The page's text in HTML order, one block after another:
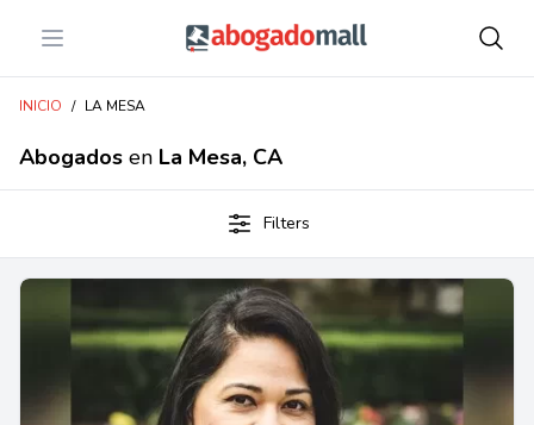
Open menu Abogadomall
INICIO / LA MESA
Abogados en La Mesa, CA
Filters